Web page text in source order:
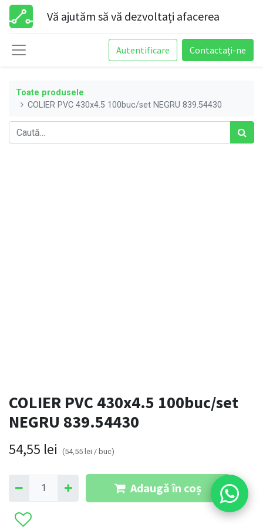
Vă ajutăm să vă dezvoltați afacerea
Autentificare Contactați-ne
Toate produsele
COLIER PVC 430x4.5 100buc/set NEGRU 839.54430
COLIER PVC 430x4.5 100buc/set
NEGRU 839.54430
54,55 lei (54,55 lei / buc)
Adaugă în coș